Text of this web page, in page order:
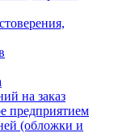
на заказ
предприятием
(обложки и